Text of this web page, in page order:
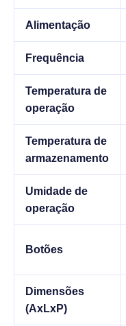
Alimentação
Frequência
Temperatura de
operação
Temperatura de
armazenamento
Umidade de
operação
Botões
Dimensões
(AxLxP)